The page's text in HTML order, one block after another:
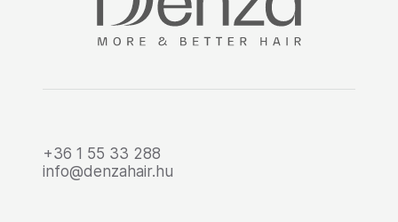
+36 1 55 33 288
info@denzahair.hu